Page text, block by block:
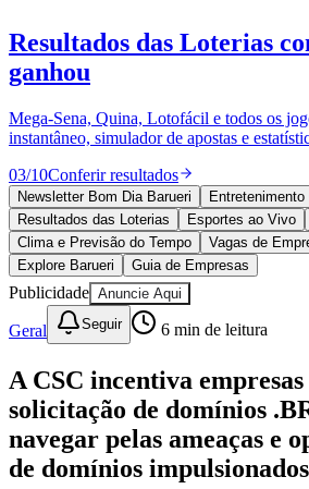
Cadastrar Empresa
Divulgar VagasNovo
Publicidade Legal
Política
Eleições
Saúde
Segurança
Cultura
Meio Ambiente
Obras
Educação
Bairros de Barueri
AldeiaAldeia da Serra Aldeia de Barueri
JubranBelval Bethaville Boa
VistaCalifórniaCarapicuíbaCentro
RegiãoCotiaCruz PretaEngenho Novo
Resultados das Loterias
ganhou
Mega-Sena, Quina, Lotofácil e todos os
instantâneo, simulador de apostas e
03/10Conferir resultados
Newsletter Bom Dia Barueri
Resultados das Loterias
Esportes ao Vivo
Clima e Previsão do Tempo
Vagas de
Explore Barueri
Guia de Empresas
Publicidade Anuncie Aqui
Geral Seguir 6 min de leitura
A CSC incentiva
solicitação de domínios
navegar pelas ameaças e
de domínios